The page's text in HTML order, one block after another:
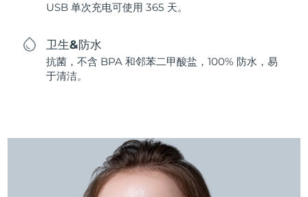
USB 单次充电可使用 365 天。
卫生&防水
抗菌，不含 BPA 和邻苯二甲酸盐，100% 防水，易
于清洁。